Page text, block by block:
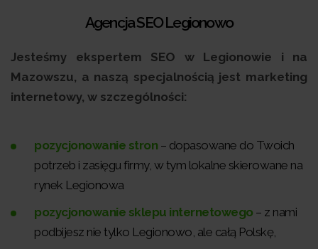
Agencja SEO Legionowo
Jesteśmy ekspertem SEO w Legionowie i na
Mazowszu, a naszą specjalnością jest marketing
internetowy, w szczególności:
pozycjonowanie stron – dopasowane do Twoich
potrzeb i zasięgu firmy, w tym lokalne skierowane na
rynek Legionowa
pozycjonowanie sklepu internetowego – z nami
podbijesz nie tylko Legionowo, ale całą Polskę,